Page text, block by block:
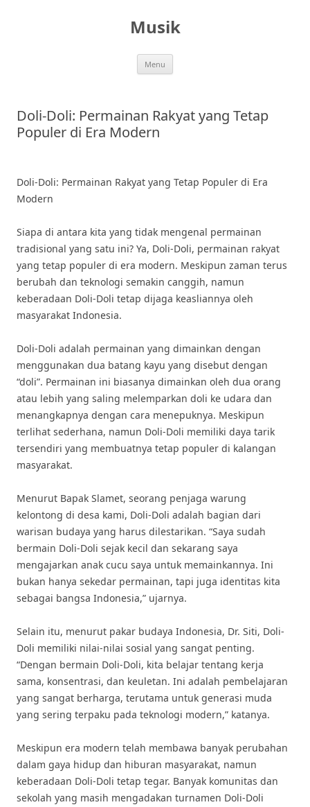
Musik
Menu
Doli-Doli: Permainan Rakyat yang Tetap
Populer di Era Modern
Doli-Doli: Permainan Rakyat yang Tetap Populer di Era
Modern
Siapa di antara kita yang tidak mengenal permainan
tradisional yang satu ini? Ya, Doli-Doli, permainan rakyat
yang tetap populer di era modern. Meskipun zaman terus
berubah dan teknologi semakin canggih, namun
keberadaan Doli-Doli tetap dijaga keasliannya oleh
masyarakat Indonesia.
Doli-Doli adalah permainan yang dimainkan dengan
menggunakan dua batang kayu yang disebut dengan
“doli”. Permainan ini biasanya dimainkan oleh dua orang
atau lebih yang saling melemparkan doli ke udara dan
menangkapnya dengan cara menepuknya. Meskipun
terlihat sederhana, namun Doli-Doli memiliki daya tarik
tersendiri yang membuatnya tetap populer di kalangan
masyarakat.
Menurut Bapak Slamet, seorang penjaga warung
kelontong di desa kami, Doli-Doli adalah bagian dari
warisan budaya yang harus dilestarikan. “Saya sudah
bermain Doli-Doli sejak kecil dan sekarang saya
mengajarkan anak cucu saya untuk memainkannya. Ini
bukan hanya sekedar permainan, tapi juga identitas kita
sebagai bangsa Indonesia,” ujarnya.
Selain itu, menurut pakar budaya Indonesia, Dr. Siti, Doli-
Doli memiliki nilai-nilai sosial yang sangat penting.
“Dengan bermain Doli-Doli, kita belajar tentang kerja
sama, konsentrasi, dan keuletan. Ini adalah pembelajaran
yang sangat berharga, terutama untuk generasi muda
yang sering terpaku pada teknologi modern,” katanya.
Meskipun era modern telah membawa banyak perubahan
dalam gaya hidup dan hiburan masyarakat, namun
keberadaan Doli-Doli tetap tegar. Banyak komunitas dan
sekolah yang masih mengadakan turnamen Doli-Doli